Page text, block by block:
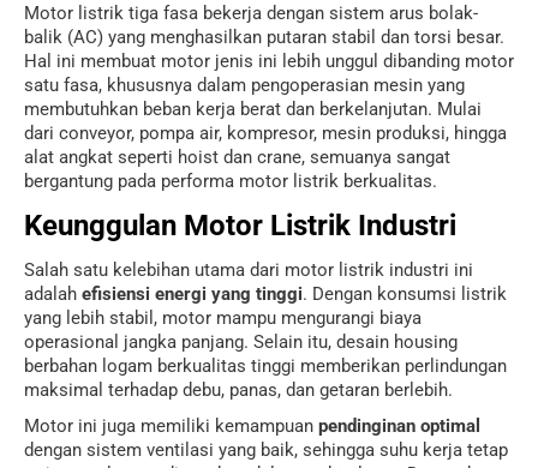
Motor listrik tiga fasa bekerja dengan sistem arus bolak-
balik (AC) yang menghasilkan putaran stabil dan torsi besar.
Hal ini membuat motor jenis ini lebih unggul dibanding motor
satu fasa, khususnya dalam pengoperasian mesin yang
membutuhkan beban kerja berat dan berkelanjutan. Mulai
dari conveyor, pompa air, kompresor, mesin produksi, hingga
alat angkat seperti hoist dan crane, semuanya sangat
bergantung pada performa motor listrik berkualitas.
Keunggulan Motor Listrik Industri
Salah satu kelebihan utama dari motor listrik industri ini
adalah efisiensi energi yang tinggi. Dengan konsumsi listrik
yang lebih stabil, motor mampu mengurangi biaya
operasional jangka panjang. Selain itu, desain housing
berbahan logam berkualitas tinggi memberikan perlindungan
maksimal terhadap debu, panas, dan getaran berlebih.
Motor ini juga memiliki kemampuan pendinginan optimal
dengan sistem ventilasi yang baik, sehingga suhu kerja tetap